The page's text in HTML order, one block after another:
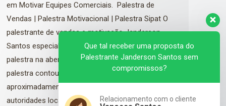
em Motivar Equipes Comerciais. Palestra de
Vendas | Palestra Motivacional | Palestra Sipat O
palestrante de vendas e motivação Janderson
Santos especialista em motivar equipes realizou
palestra na abertura da safra da usina Caçu. A
palestra contou com a participação de
aproximadamente 600 pessoas, além de
autoridades locais (prefeito…
Que tal receber uma proposta do
Palestrante Janderson Santos sem
compromissos?
Relacionamento com o cliente